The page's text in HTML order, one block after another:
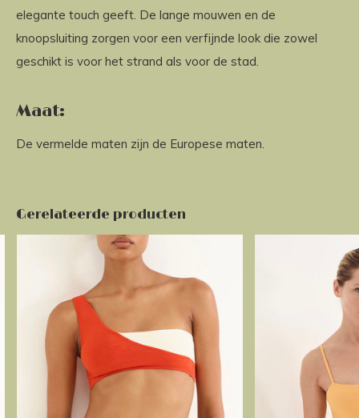
elegante touch geeft. De lange mouwen en de
knoopsluiting zorgen voor een verfijnde look die zowel
geschikt is voor het strand als voor de stad.
Maat:
De vermelde maten zijn de Europese maten.
Gerelateerde producten